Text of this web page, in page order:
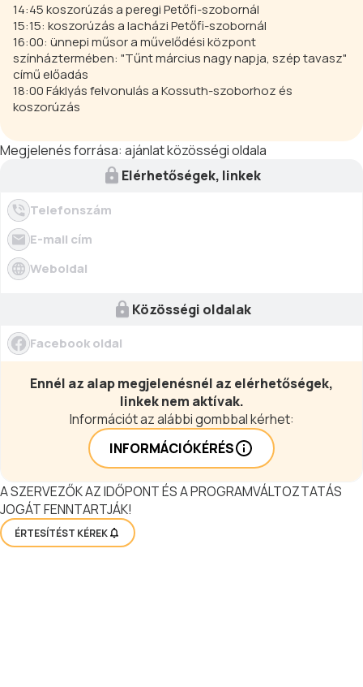
14:45 koszorúzás a peregi Petőfi-szobornál
15:15: koszorúzás a lacházi Petőfi-szobornál
16:00: ünnepi műsor a művelődési központ
színháztermében: "Tűnt március nagy napja, szép tavasz"
című előadás
18:00 Fáklyás felvonulás a Kossuth-szoborhoz és
koszorúzás
Megjelenés forrása: ajánlat közösségi oldala
Elérhetőségek, linkek
Telefonszám
E-mail cím
Weboldal
Közösségi oldalak
Facebook oldal
Ennél az alap megjelenésnél az elérhetőségek,
linkek nem aktívak.
Információt az alábbi gombbal kérhet:
INFORMÁCIÓKÉRÉS
A SZERVEZŐK AZ IDŐPONT ÉS A PROGRAMVÁLTOZTATÁS
JOGÁT FENNTARTJÁK!
ÉRTESÍTÉST KÉREK